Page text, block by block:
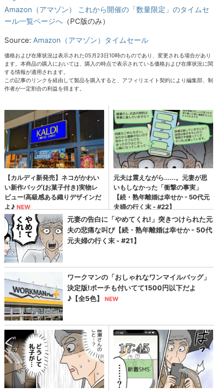
Amazon（アマゾン） これから開催の「数量限定」のタイムセ
ール一覧ページへ （PC版のみ）
Source:Amazon（アマゾン）タイムセール
価格および在庫状況は表示された05月23日10時のものであり、変更される場合があり
ます。本商品の購入においては、購入の時点で表示されている価格および在庫状況に関
する情報が適用されます。
この記事のリンクを経由して製品を購入すると、アフィリエイト契約により編集部、制
作者が一定割合の利益を得ます。